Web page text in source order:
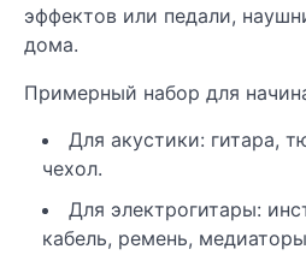
эффектов или педали,
дома.
Примерный набор для
Для акустики: гитара,
чехол.
Для электрогитары:
кабель, ремень,